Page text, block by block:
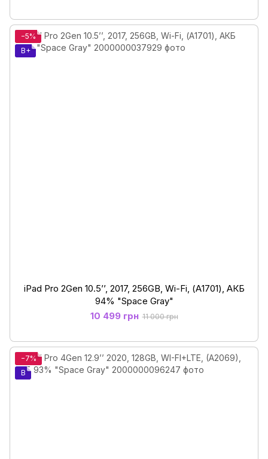
−5%
B+
iPad Pro 2Gen 10.5’’, 2017, 256GB, Wi-Fi, (А1701), АКБ
94% "Space Gray"
10 499 грн 11 000 грн
−7%
B